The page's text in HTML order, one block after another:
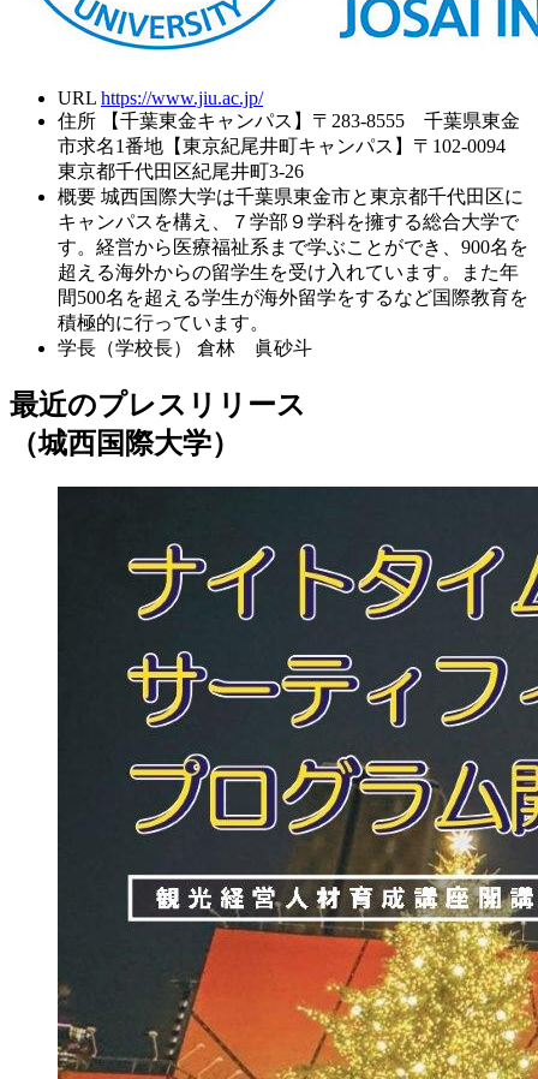
URL https://www.jiu.ac.jp/
住所
【千葉東金キャンパス】〒283-8555 千葉県東金
市求名1番地【東京紀尾井町キャンパス】〒102-0094
東京都千代田区紀尾井町3-26
概要 城西国際大学は千葉県東金市と東京都千代田区に
キャンパスを構え、７学部９学科を擁する総合大学で
す。経営から医療福祉系まで学ぶことができ、900名を
超える海外からの留学生を受け入れています。また年
間500名を超える学生が海外留学をするなど国際教育を
積極的に行っています。
学長（学校長）
倉林 眞砂斗
最近のプレスリリース
（城西国際大学）